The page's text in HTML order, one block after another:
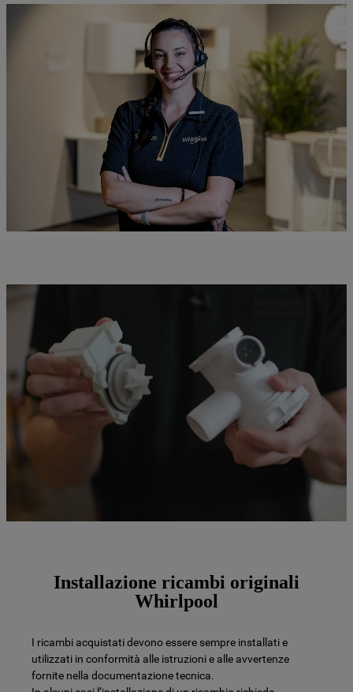
Installazione ricambi originali
Whirlpool
I ricambi acquistati devono essere sempre installati e
utilizzati in conformità alle istruzioni e alle avvertenze
fornite nella documentazione tecnica.